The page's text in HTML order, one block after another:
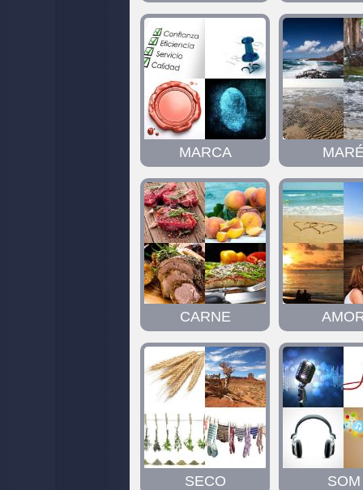
MARCA
CARNE
SECO SOM